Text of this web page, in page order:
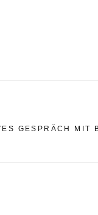
GESPRÄCH MIT